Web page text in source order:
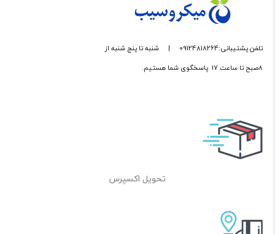
تلفن پشتیبانی:09124818264 |
شنبه تا پنج شنبه از
8صبح تا ساعت 17 پاسخگوی شما هستیم.
تحویل اکسپرس